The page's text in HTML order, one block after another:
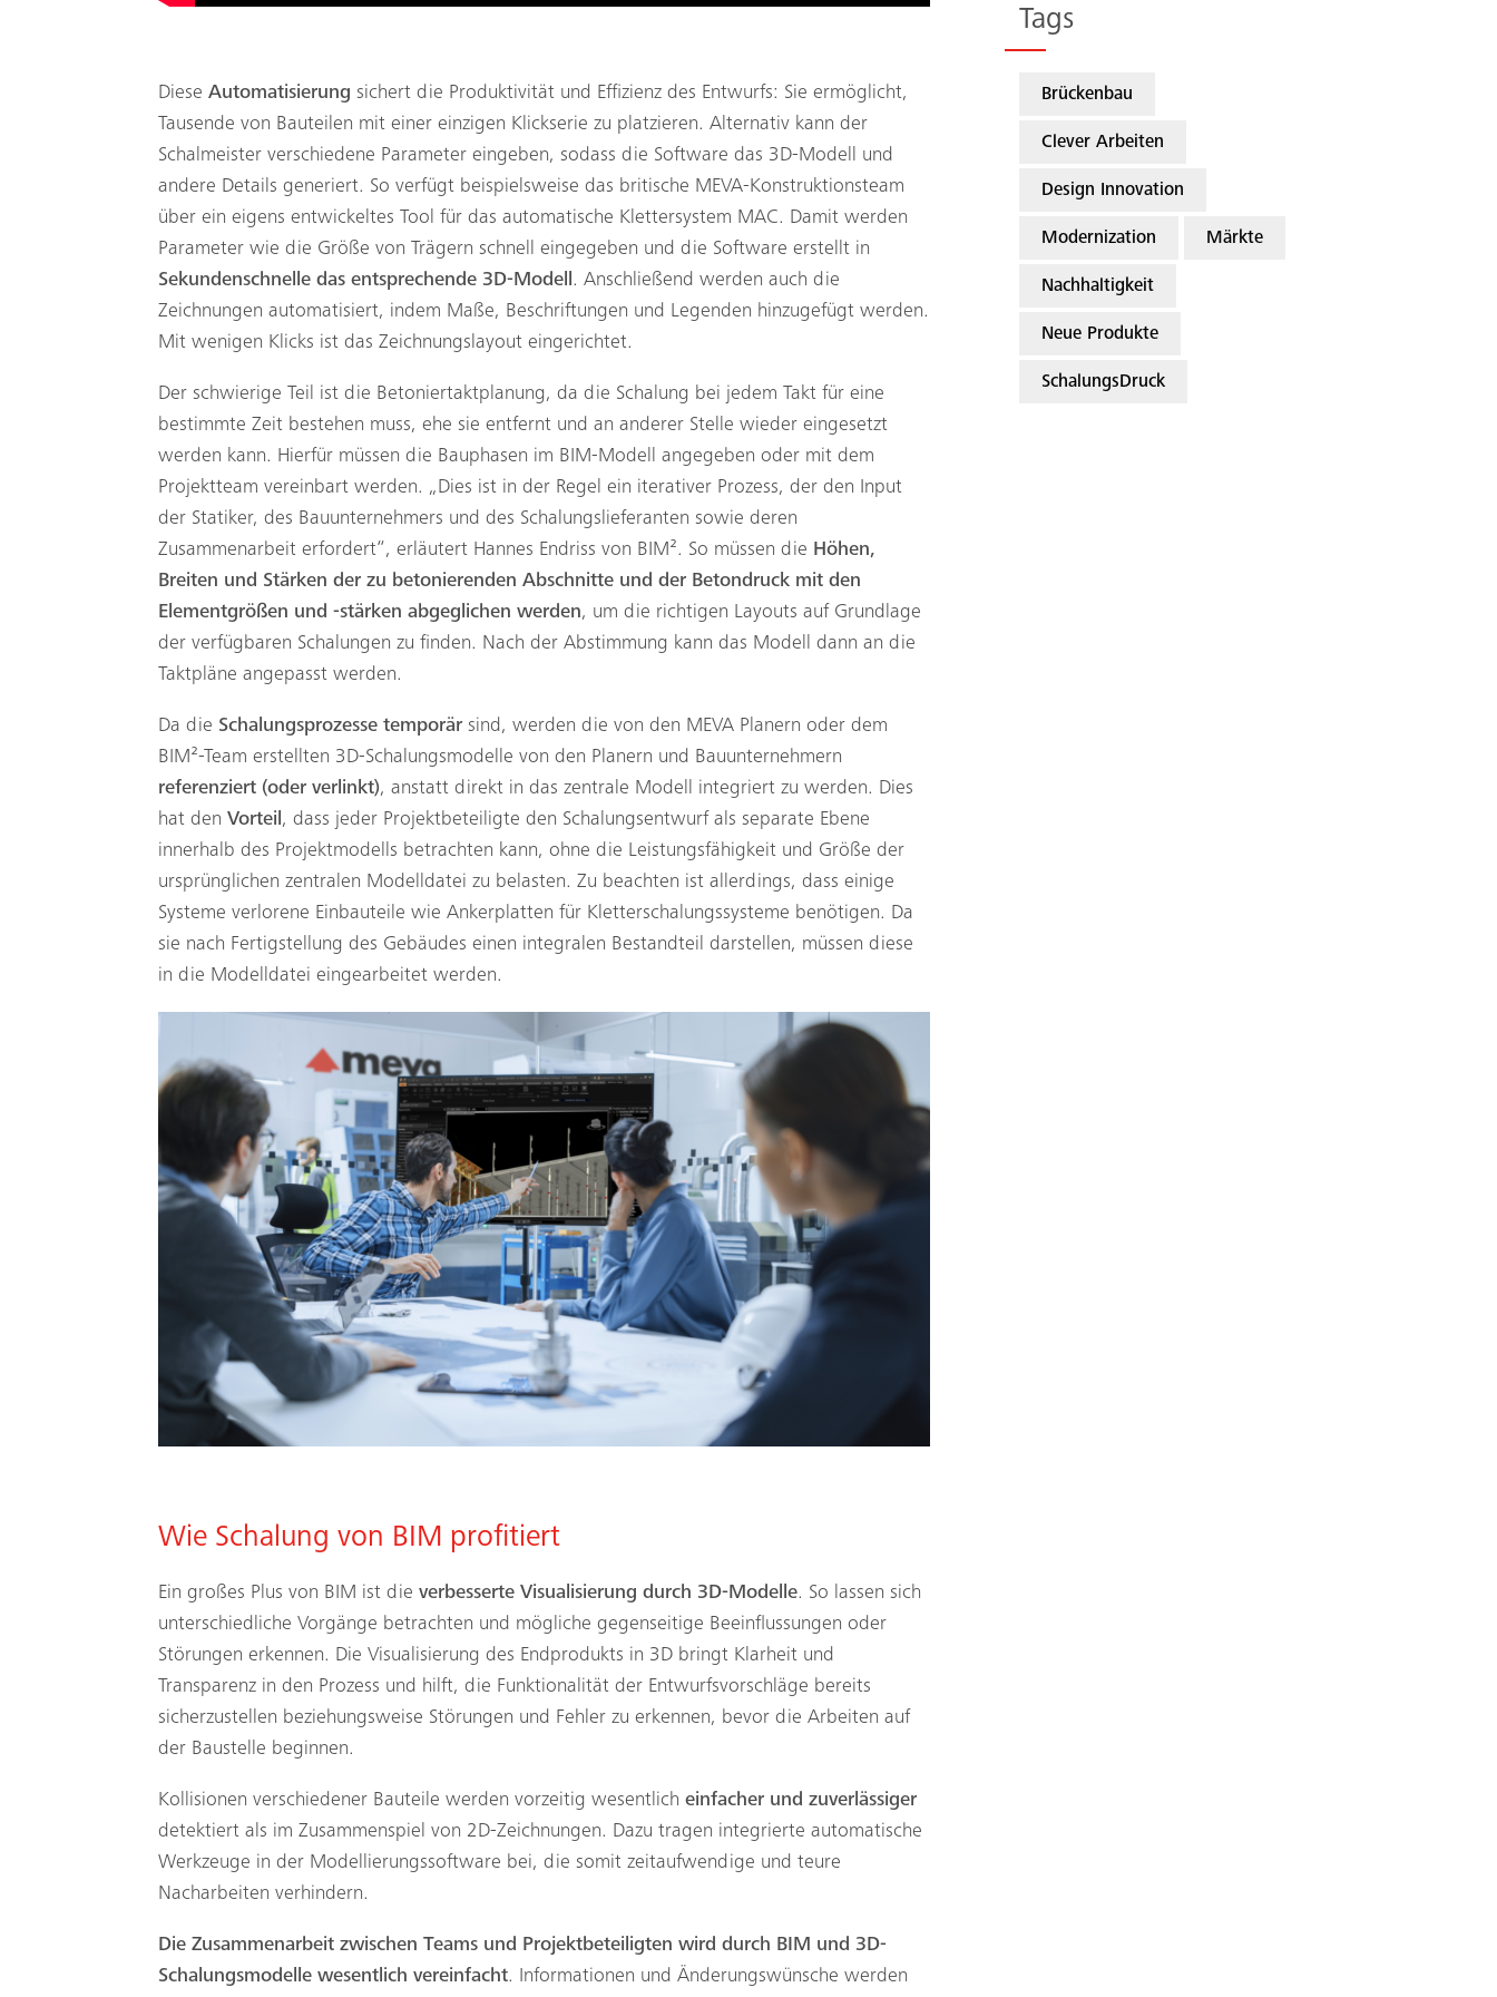
Diese Automatisierung sichert die Produktivität und Effizienz des Entwurfs: Sie ermöglicht,
Tausende von Bauteilen mit einer einzigen Klickserie zu platzieren. Alternativ kann der
Schalmeister verschiedene Parameter eingeben, sodass die Software das 3D-Modell und
andere Details generiert. So verfügt beispielsweise das britische MEVA-Konstruktionsteam
über ein eigens entwickeltes Tool für das automatische Klettersystem MAC. Damit werden
Parameter wie die Größe von Trägern schnell eingegeben und die Software erstellt in
Sekundenschnelle das entsprechende 3D-Modell. Anschließend werden auch die
Zeichnungen automatisiert, indem Maße, Beschriftungen und Legenden hinzugefügt werden.
Mit wenigen Klicks ist das Zeichnungslayout eingerichtet.
Der schwierige Teil ist die Betoniertaktplanung, da die Schalung bei jedem Takt für eine
bestimmte Zeit bestehen muss, ehe sie entfernt und an anderer Stelle wieder eingesetzt
werden kann. Hierfür müssen die Bauphasen im BIM-Modell angegeben oder mit dem
Projektteam vereinbart werden. „Dies ist in der Regel ein iterativer Prozess, der den Input
der Statiker, des Bauunternehmers und des Schalungslieferanten sowie deren
Zusammenarbeit erfordert“, erläutert Hannes Endriss von BIM². So müssen die Höhen,
Breiten und Stärken der zu betonierenden Abschnitte und der Betondruck mit den
Elementgrößen und -stärken abgeglichen werden, um die richtigen Layouts auf Grundlage
der verfügbaren Schalungen zu finden. Nach der Abstimmung kann das Modell dann an die
Taktpläne angepasst werden.
Da die Schalungsprozesse temporär sind, werden die von den MEVA Planern oder dem
BIM²-Team erstellten 3D-Schalungsmodelle von den Planern und Bauunternehmern
referenziert (oder verlinkt), anstatt direkt in das zentrale Modell integriert zu werden. Dies
hat den Vorteil, dass jeder Projektbeteiligte den Schalungsentwurf als separate Ebene
innerhalb des Projektmodells betrachten kann, ohne die Leistungsfähigkeit und Größe der
ursprünglichen zentralen Modelldatei zu belasten. Zu beachten ist allerdings, dass einige
Systeme verlorene Einbauteile wie Ankerplatten für Kletterschalungssysteme benötigen. Da
sie nach Fertigstellung des Gebäudes einen integralen Bestandteil darstellen, müssen diese
in die Modelldatei eingearbeitet werden.
Wie Schalung von BIM profitiert
Ein großes Plus von BIM ist die verbesserte Visualisierung durch 3D-Modelle. So lassen sich
unterschiedliche Vorgänge betrachten und mögliche gegenseitige Beeinflussungen oder
Störungen erkennen. Die Visualisierung des Endprodukts in 3D bringt Klarheit und
Transparenz in den Prozess und hilft, die Funktionalität der Entwurfsvorschläge bereits
sicherzustellen beziehungsweise Störungen und Fehler zu erkennen, bevor die Arbeiten auf
der Baustelle beginnen.
Kollisionen verschiedener Bauteile werden vorzeitig wesentlich einfacher und zuverlässiger
detektiert als im Zusammenspiel von 2D-Zeichnungen. Dazu tragen integrierte automatische
Werkzeuge in der Modellierungssoftware bei, die somit zeitaufwendige und teure
Nacharbeiten verhindern.
Die Zusammenarbeit zwischen Teams und Projektbeteiligten wird durch BIM und 3D-
Schalungsmodelle wesentlich vereinfacht. Informationen und Änderungswünsche werden
Tags
Brückenbau
Clever Arbeiten
Design Innovation
Modernization Märkte
Nachhaltigkeit
Neue Produkte
SchalungsDruck